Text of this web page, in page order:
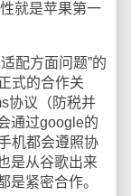
就是苹果第一
配方面问题”的
式的合作关
协议（防税并
通过google的
机都会遵照协
是从谷歌出来
是紧密合作。